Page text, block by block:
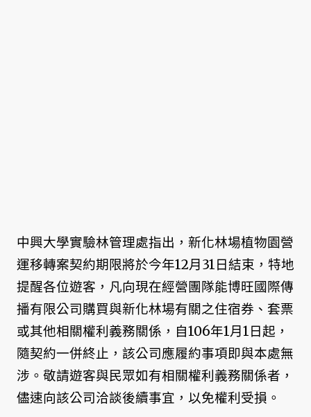
中興大學實驗林管理處指出，新化林場植物園營
運移轉案契約期限將於今年12月31日結束，特地
提醒各位遊客，凡向現在經營團隊能博旺國際傳
播有限公司購買與新化林場有關之住宿券、套票
或其他相關權利義務關係，自106年1月1日起，
隨契約一併終止，該公司應履約事項即與本處無
涉。敬請遊客與民眾如有相關權利義務關係者，
儘速向該公司洽談後續事宜，以免權利受損。